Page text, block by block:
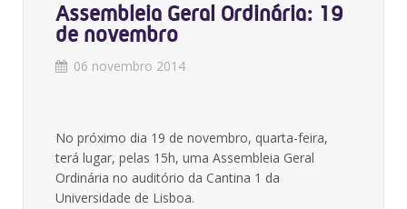
Assembleia Geral Ordinária: 19
de novembro
06 novembro 2014
No próximo dia 19 de novembro, quarta-feira,
terá lugar, pelas 15h, uma Assembleia Geral
Ordinária no auditório da Cantina 1 da
Universidade de Lisboa.